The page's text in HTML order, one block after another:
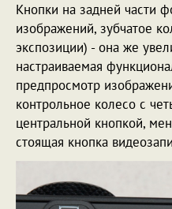
Кнопки на задней части
изображений, зубчатое
экспозиции) - она же
настраиваемая
предпросмотр
контрольное колесо с
центральной кнопкой,
стоящая кнопка